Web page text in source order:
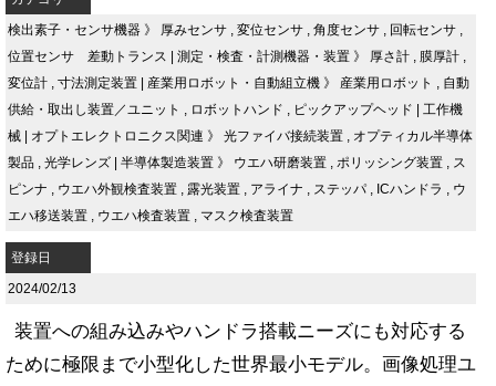
検出素子・センサ機器 》 厚みセンサ , 変位センサ , 角度センサ , 回転センサ ,
位置センサ 差動トランス
測定・検査・計測機器・装置 》 厚さ計 , 膜厚計 ,
変位計 , 寸法測定装置 産業用ロボット・自動組立機 》 産業用ロボット , 自動
供給・取出し装置／ユニット , ロボットハンド , ピックアップヘッド
工作機
械
オプトエレクトロニクス関連 》 光ファイバ接続装置 , オプティカル半導体
製品 , 光学レンズ 半導体製造装置 》 ウエハ研磨装置 , ポリッシング装置 , ス
ピンナ , ウエハ外観検査装置 , 露光装置 , アライナ , ステッパ , ICハンドラ , ウ
エハ移送装置 , ウエハ検査装置 , マスク検査装置
登録日
2024/02/13
装置への組み込みやハンドラ搭載ニーズにも対応する
ために極限まで小型化した世界最小モデル。画像処理ユ